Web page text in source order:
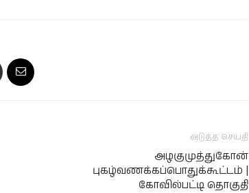
அடுத்த செய்தி
அழகுமுத்துகோன்
புகழ்வணக்கப்பொதுக்கூட்டம் |
கோவில்பட்டி தொகுதி